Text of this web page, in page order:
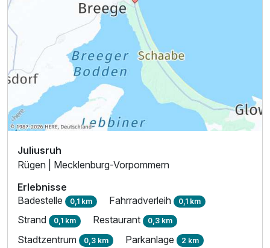
Juliusruh
Rügen | Mecklenburg-Vorpommern
Erlebnisse
Badestelle 0,1 km Fahrradverleih 0,1 km
Strand 0,1 km Restaurant 0,3 km
Stadtzentrum 0,3 km Parkanlage 2 km